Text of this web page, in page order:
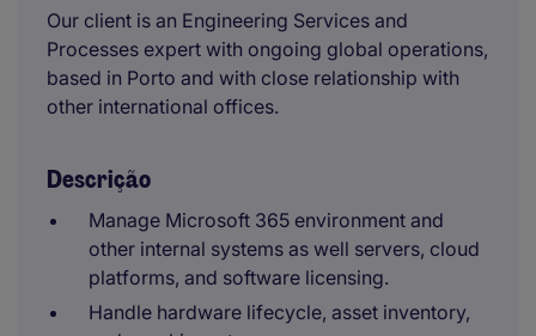
Our client is an Engineering Services and
Processes expert with ongoing global operations,
based in Porto and with close relationship with
other international offices.
Descrição
Manage Microsoft 365 environment and
other internal systems as well servers, cloud
platforms, and software licensing.
Handle hardware lifecycle, asset inventory,